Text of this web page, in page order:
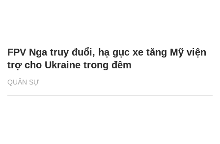
QUÂN SỰ
FPV Nga truy đuổi, hạ gục xe tăng Mỹ viện
trợ cho Ukraine trong đêm